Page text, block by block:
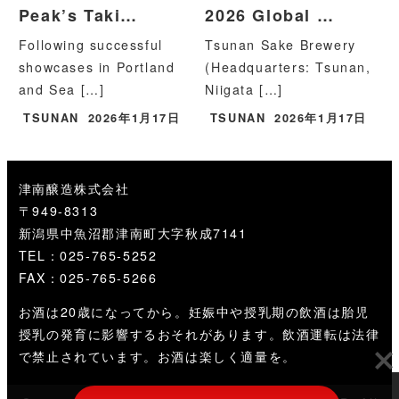
Peak’s Taki…
Following successful
showcases in Portland
and Sea […]
TSUNAN 2026年1月17日
2026 Global …
Tsunan Sake Brewery
(Headquarters: Tsunan,
Niigata […]
TSUNAN 2026年1月17日
津南醸造株式会社
〒949-8313
新潟県中魚沼郡津南町大字秋成7141
TEL：025-765-5252
FAX：025-765-5266
お酒は20歳になってから。妊娠中や授乳期の飲酒は胎児
授乳の発育に影響するおそれがあります。飲酒運転は法律
で禁止されています。お酒は楽しく適量を。